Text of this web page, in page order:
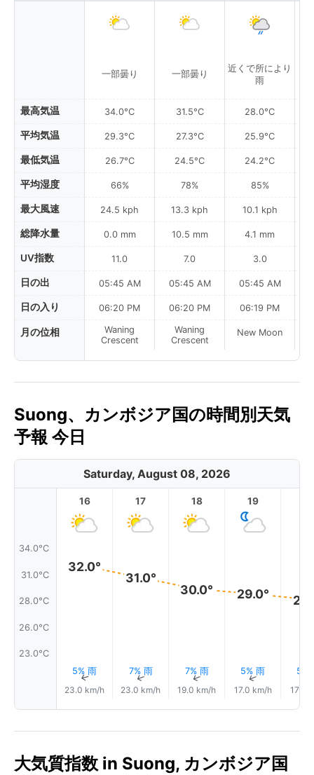
最高気温
平均気温
最低気温
平均湿度
最大風速
総降水量
UV指数
日の出
日の入り
月の位相
一部曇り
34.0°C
29.3°C
26.7°C
66%
24.5 kph
0.0 mm
11.0
05:45 AM
06:20 PM
Waning
Crescent
一部曇り
31.5°C
27.3°C
24.5°C
78%
13.3 kph
10.5 mm
7.0
05:45 AM
06:20 PM
Waning
Crescent
近くで所により
雨
28.0°C
25.9°C
24.2°C
85%
10.1 kph
4.1 mm
3.0
05:45 AM
06:19 PM
New Moon
Suong、カンボジア国の時間別天気
予報 今日
Saturday, August 08, 2026
34.0°C
31.0°C
28.0°C
26.0°C
23.0°C
16
32.0°
5% 雨
↑
23.0 km/h
17
31.0°
7% 雨
↑
23.0 km/h
18
30.0°
7% 雨
↑
19.0 km/h
19
29.0°
5% 雨
↑
17.0 km/h
5%
17.0
大気質指数 in Suong, カンボジア国